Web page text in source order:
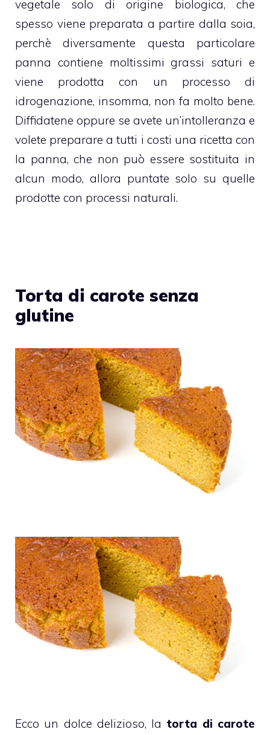
vegetale solo di origine biologica, che
spesso viene preparata a partire dalla soia,
perchè diversamente questa particolare
panna contiene moltissimi grassi saturi e
viene prodotta con un processo di
idrogenazione, insomma, non fa molto bene.
Diffidatene oppure se avete un’intolleranza e
volete preparare a tutti i costi una ricetta con
la panna, che non può essere sostituita in
alcun modo, allora puntate solo su quelle
prodotte con processi naturali.
Torta di carote senza
glutine
Ecco un dolce delizioso, la torta di carote